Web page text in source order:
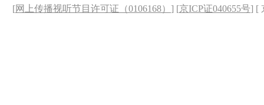
[网上传播视听节目许可证（0106168） ] [京ICP证040655号] [